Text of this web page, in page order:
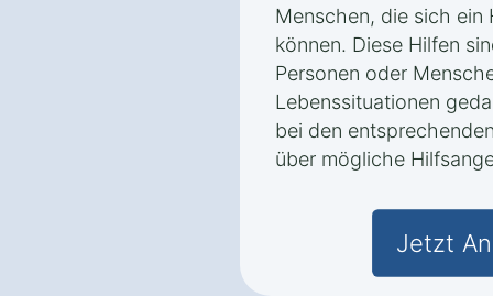
Menschen, die sich ein
können. Diese Hilfen
Personen oder
Lebenssituationen
bei den
über mögliche
Jetzt